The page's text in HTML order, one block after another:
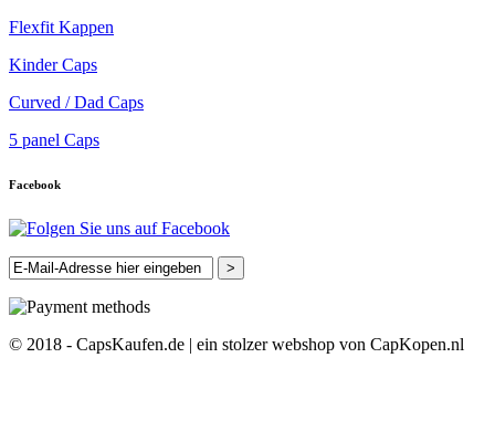
Flexfit Kappen
Kinder Caps
Curved / Dad Caps
5 panel Caps
Facebook
>
© 2018 - CapsKaufen.de | ein stolzer webshop von CapKopen.nl